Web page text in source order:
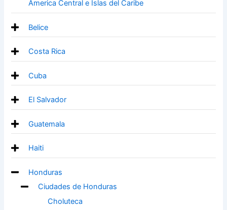
America Central e Islas del Caribe
Belice
Costa Rica
Cuba
El Salvador
Guatemala
Haiti
Honduras
Ciudades de Honduras
Choluteca